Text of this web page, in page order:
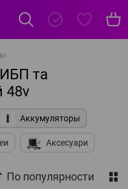
та
48v
Аккумуляторы
Аксесуари
По популярности